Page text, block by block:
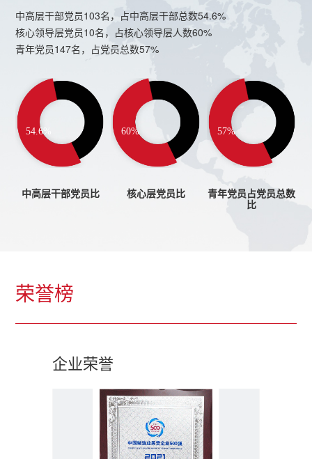
中高层干部党员103名，占中高层干部总数54.6%
核心领导层党员10名，占核心领导层人数60%
青年党员147名，占党员总数57%
54.6%
中高层干部党员比
60%
核心层党员比
57%
青年党员占党员总数
比
荣誉榜
企业荣誉